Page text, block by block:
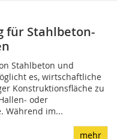
für Stahlbeton-
Stahl­beton und
es, wirtschaftliche
Konstruktionsfläche zu
oder
Während im...
mehr